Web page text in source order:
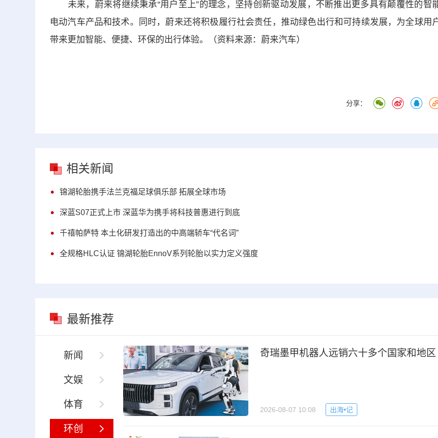
未来，蔚来将继续秉承“用户至上”的理念，坚持创新驱动发展，不断推出更多具有颠覆性的智
电动汽车产品和技术。同时，蔚来还将积极履行社会责任，推动绿色出行和可持续发展，为全球用
带来更加智能、便捷、环保的出行体验。（资料来源：蔚来汽车）
分享：
相关新闻
锦湖轮胎携手法兰克福足球俱乐部 拓展全球市场
深蓝S07正式上市 深蓝华为携手将科技普惠进行到底
千禧帕萨特 本土化研发打造出的中高端轿车“代名词”
全规格HLC认证 锦湖轮胎EnnoV系列轮胎以实力定义强度
最新推荐
新闻
文娱
体育
环创
奇瑞墨甲机器人远销六十多个国家和地区
2026-08-07 10:08 出海•记